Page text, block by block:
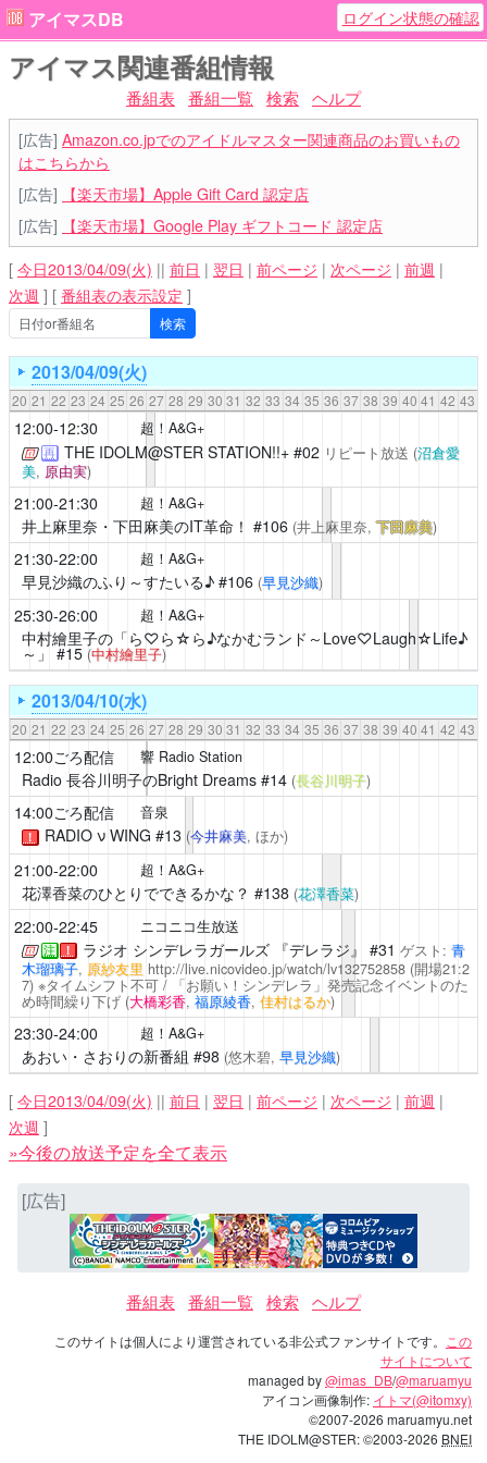
アイマスDB ログイン状態の確認
アイマス関連番組情報
番組表 番組一覧 検索 ヘルプ
[広告] Amazon.co.jpでのアイドルマスター関連商品のお買いもの
はこちらから
[広告]
【楽天市場】Apple Gift Card 認定店
[広告]
【楽天市場】Google Play ギフトコード 認定店
[ 今日2013/04/09(火) || 前日 | 翌日 | 前ページ | 次ページ | 前週 |
次週 ] [ 番組表の表示設定 ]
2013/04/09(火)
20 21 22 23 24 25 26 27 28 29 30 31 32 33 34 35 36 37 38 39 40 41 42 43
12:00-12:30 超！A&G+
再 THE IDOLM@STER STATION!!+#02 リピート放送 (沼倉愛
美, 原由実)
21:00-21:30 超！A&G+
井上麻里奈・下田麻美のIT革命！ #106 (井上麻里奈,下田麻美)
21:30-22:00 超！A&G+
早見沙織のふり～すたいる♪#106 (早見沙織)
25:30-26:00 超！A&G+
中村繪里子の「ら♡ら☆ら♪なかむランド～Love♡Laugh☆Life♪
～」#15 (中村繪里子)
2013/04/10(水)
20 21 22 23 24 25 26 27 28 29 30 31 32 33 34 35 36 37 38 39 40 41 42 43
12:00ごろ配信 響 Radio Station
Radio 長谷川明子のBright Dreams#14 (長谷川明子)
14:00ごろ配信 音泉
！ RADIO ν WING #13 (今井麻美, ほか)
21:00-22:00 超！A&G+
花澤香菜のひとりでできるかな？ #138 (花澤香菜)
22:00-22:45 ニコニコ生放送
注 ！ ラジオ シンデレラガールズ 『デレラジ』 #31 ゲスト: 青
木瑠璃子, 原紗友里 http://live.nicovideo.jp/watch/lv132752858(開場21:2
7) ※タイムシフト不可 / 「お願い！シンデレラ」発売記念イベントのた
め時間繰り下げ (大橋彩香, 福原綾香, 佳村はるか)
23:30-24:00 超！A&G+
あおい・さおりの新番組 #98 (悠木碧, 早見沙織)
[ 今日2013/04/09(火) || 前日 | 翌日 | 前ページ | 次ページ | 前週 |
次週 ]
»今後の放送予定を全て表示
[広告]
番組表 番組一覧 検索 ヘルプ
このサイトは個人により運営されている非公式ファンサイトです。
この
サイトについて
managed by@imas_DB/@maruamyu
アイコン画像制作: イトマ(@itomxy)
©2007-2026 maruamyu.net
THE IDOLM@STER: ©2003-2026 BNEI